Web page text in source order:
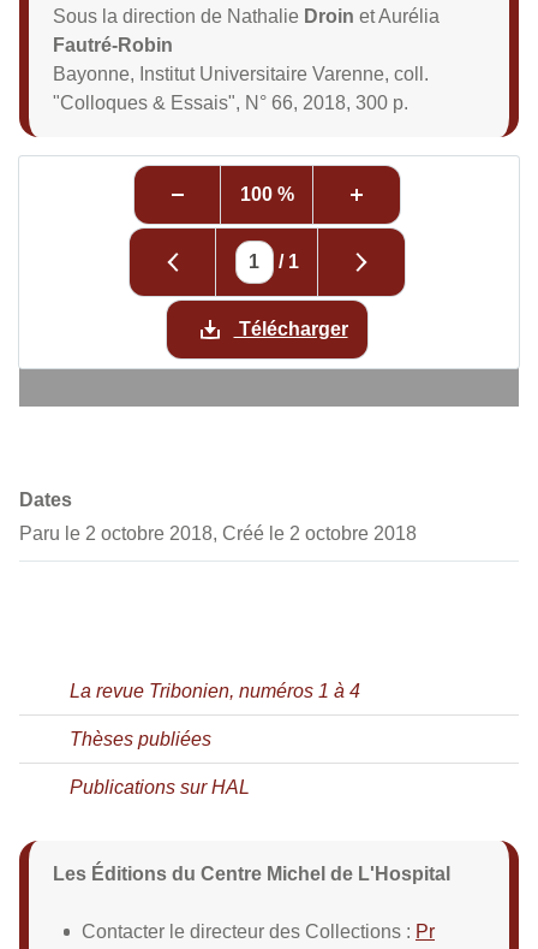
Sous la direction de Nathalie Droin et Aurélia
Fautré-Robin
Bayonne, Institut Universitaire Varenne, coll.
"Colloques & Essais", N° 66, 2018, 300 p.
100 %
/ 1
Télécharger
Dates
Paru le 2 octobre 2018, Créé le 2 octobre 2018
La revue Tribonien, numéros 1 à 4
Thèses publiées
Publications sur HAL
Les Éditions du Centre Michel de L'Hospital
Contacter le directeur des Collections : Pr